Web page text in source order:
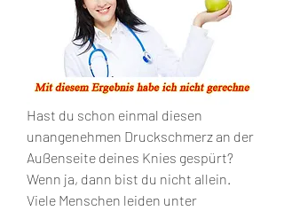
Hast du schon einmal diesen
unangenehmen Druckschmerz an der
Außenseite deines Knies gespürt?
Wenn ja, dann bist du nicht allein.
Viele Menschen leiden unter